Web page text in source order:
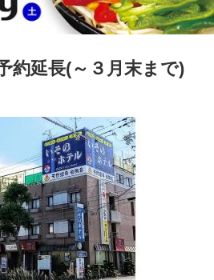
約延長(～３月末まで)